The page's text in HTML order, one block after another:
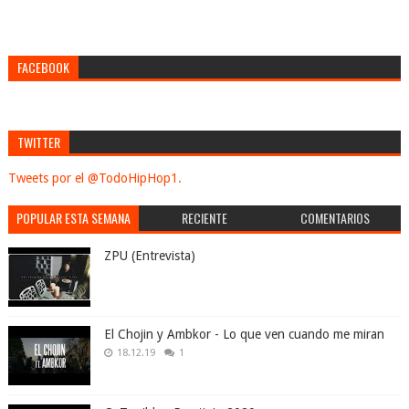
FACEBOOK
TWITTER
Tweets por el @TodoHipHop1.
POPULAR ESTA SEMANA RECIENTE COMENTARIOS
ZPU (Entrevista)
El Chojin y Ambkor - Lo que ven cuando me miran
18.12.19 1